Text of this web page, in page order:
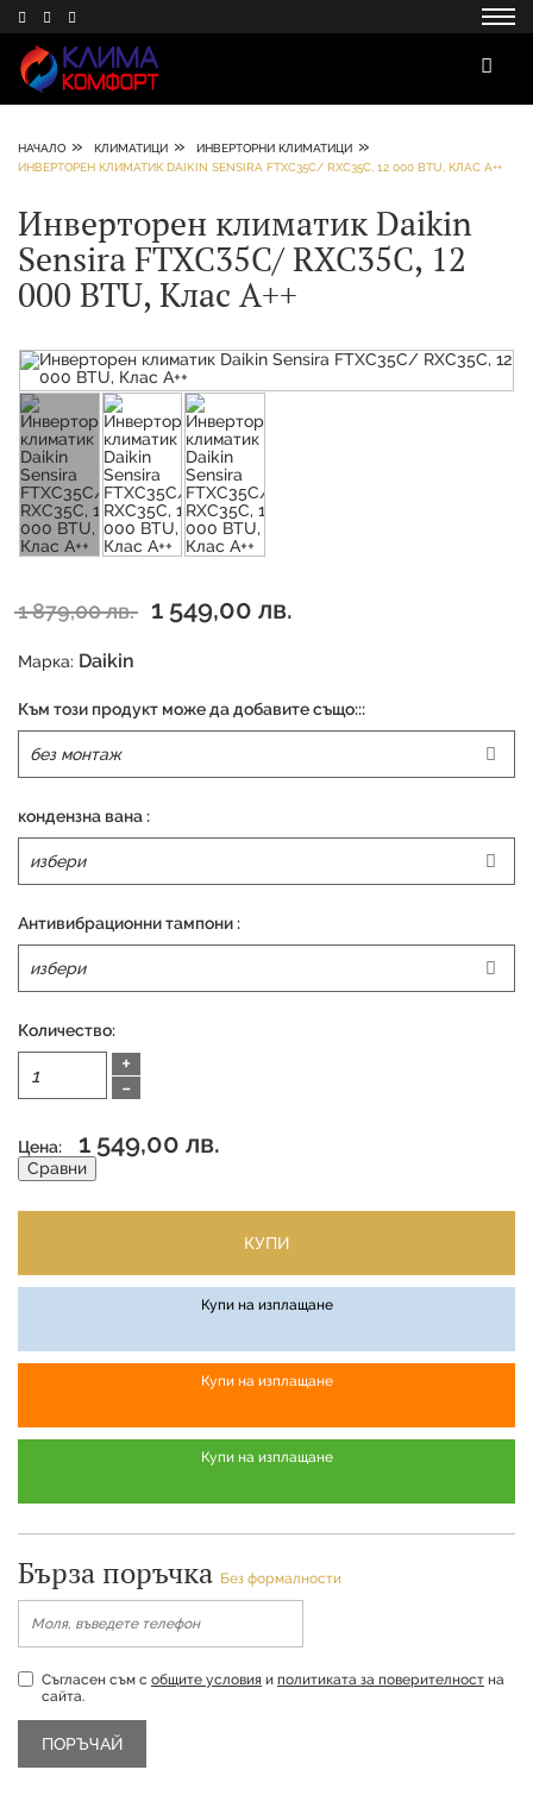
НАЧАЛО » КЛИМАТИЦИ » ИНВЕРТОРНИ КЛИМАТИЦИ »
ИНВЕРТОРЕН КЛИМАТИК DAIKIN SENSIRA FTXC35C/ RXC35C, 12 000 BTU, КЛАС A++
Инверторен климатик Daikin
Sensira FTXC35C/ RXC35C, 12
000 BTU, Клас A++
1 879,00 лв. 1 549,00 лв.
Марка: Daikin
Към този продукт може да добавите също:::
кондензна вана :
Антивибрационни тампони :
Количество:
+
-
Цена: 1 549,00 лв.
Сравни
КУПИ
Купи на изплащане
Купи на изплащане
Купи на изплащане
Бърза поръчка Без формалности
Съгласен съм с общите условия и политиката за поверителност на
сайта.